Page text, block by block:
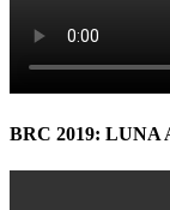
BRC 2019: LUNA